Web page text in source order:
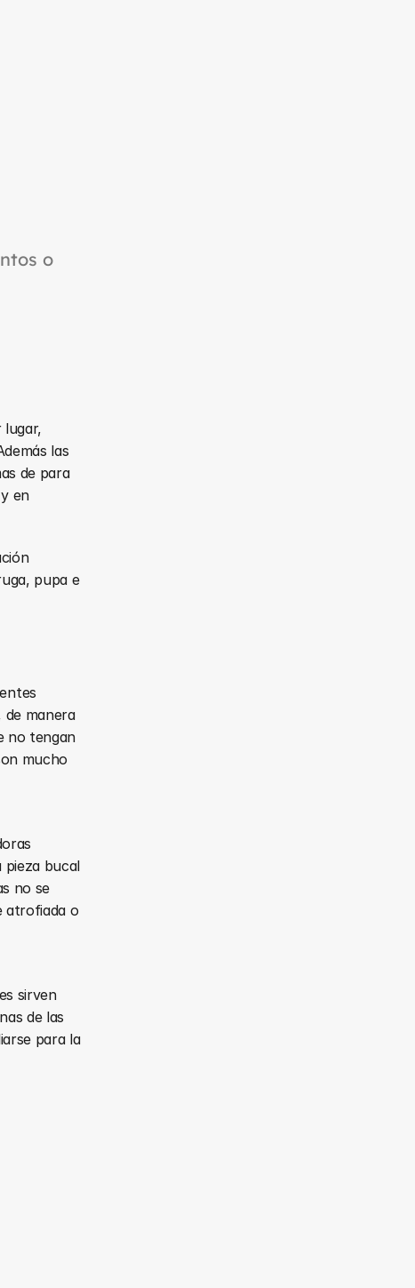
o
lugar,
las
de para
en
pupa e
manera
no tengan
mucho
pieza bucal
no se
atrofiada o
sirven
de las
para la